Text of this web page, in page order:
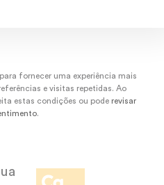
fornecer uma experiência mais
e visitas repetidas. Ao
estas condições ou pode revisar
.